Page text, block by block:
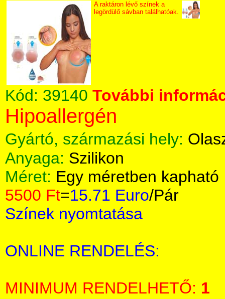
A raktáron lévő színek a
legördülő sávban találhatóak.
Kód: 39140 További
Hipoallergén
Gyártó, származási hely:
Anyaga: Szilikon
Méret: Egy méretben kapható
5500 Ft=15.71 Euro/Pár
Színek nyomtatása
ONLINE RENDELÉS:
MINIMUM RENDELHETŐ: 1